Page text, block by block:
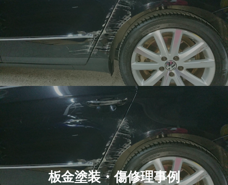
板金塗装・傷修理事例